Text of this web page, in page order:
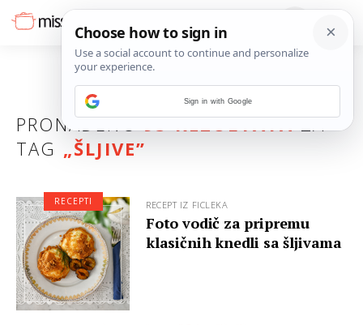
PRONAĐENO93 REZULTATAZA
TAG „ŠLJIVE”
RECEPT IZ FICLEKA
Foto vodič za pripremu
klasičnih knedli sa šljivama
RECEPTI
Sign in with Google